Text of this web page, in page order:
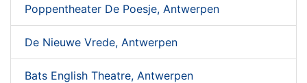
Poppentheater De Poesje, Antwerpen
De Nieuwe Vrede, Antwerpen
Bats English Theatre, Antwerpen